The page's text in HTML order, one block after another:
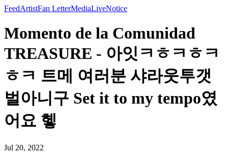
FeedArtistFan LetterMediaLiveNotice
Momento de la Comunidad
TREASURE - 아잇ㅋㅎㅋㅎㅋ
ㅎㅋ 트메 여러분 샤라웃투갯
벌아니구 Set it to my tempo였
어요 헿
Jul 20, 2022